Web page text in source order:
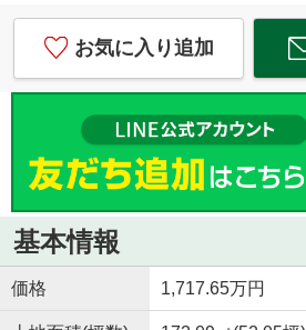
お気に入り追加
基本情報
価格 1,717.65万円